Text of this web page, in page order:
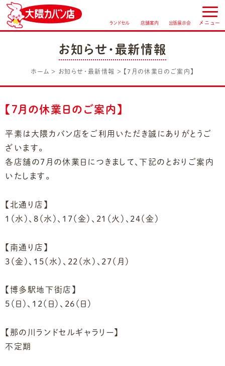
ランドセル 店舗案内 出張展示会
お知らせ・最新情報
ホーム お知らせ・最新情報 【7月の休業日のご案内】
【7月の休業日のご案内】
平素は大隈カバン店をご利用いただき誠にありがとうご
ざいます。
各店舗の7月の休業日につきまして、下記のとおりご案内
いたします。
【北通り店】
1（水）、8（水）、17（金）、21（火）、24（金）
【南通り店】
3（金）、15（水）、22（水）、27（月）
【博多駅地下街店】
5（日）、12（日）、26（日）
【那の川ランドセルギャラリー】
不定期